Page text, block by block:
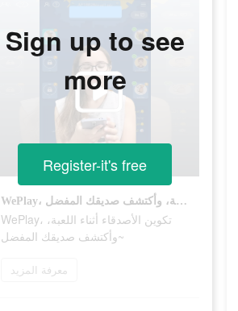
WePlay، تكوين الأصدقاء أثناء اللعبة، وأكتشف صديقك المفضل~
WePlay، تكوين الأصدقاء أثناء اللعبة،
وأكتشف صديقك المفضل~
معرفة المزيد
Sign up to see
more
Register-it's free